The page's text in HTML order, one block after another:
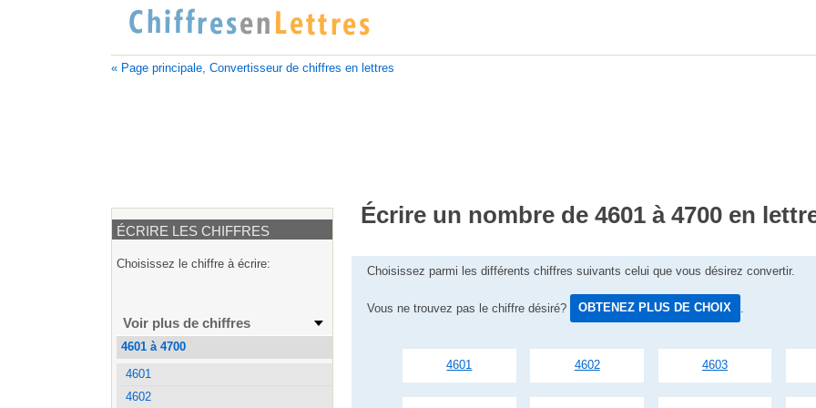
« Page principale, Convertisseur de chiffres en lettres
Écrire un nombre de 4601 à 4700 en
Choisissez parmi les différents chiffres suivants celui que vous désirez convertir.
Vous ne trouvez pas le chiffre désiré? OBTENEZ PLUS DE CHOIX
4601 4602 4603
ÉCRIRE LES CHIFFRES
Choisissez le chiffre à écrire:
Voir plus de chiffres
4601 à 4700
4601
4602